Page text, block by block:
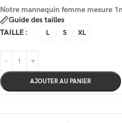
Notre mannequin femme mesure
Guide des tailles
TAILLE
L S XL
AJOUTER AU PANIER